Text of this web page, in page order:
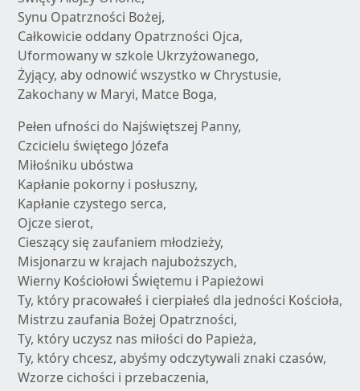
Synu Opatrzności Bożej,
Całkowicie oddany Opatrzności Ojca,
Uformowany w szkole Ukrzyżowanego,
Żyjący, aby odnowić wszystko w Chrystusie,
Zakochany w Maryi, Matce Boga,
Pełen ufności do Najświętszej Panny,
Czcicielu świętego Józefa
Miłośniku ubóstwa
Kapłanie pokorny i posłuszny,
Kapłanie czystego serca,
Ojcze sierot,
Cieszący się zaufaniem młodzieży,
Misjonarzu w krajach najuboższych,
Wierny Kościołowi Świętemu i Papieżowi
Ty, który pracowałeś i cierpiałeś dla jedności Kościoła,
Mistrzu zaufania Bożej Opatrzności,
Ty, który uczysz nas miłości do Papieża,
Ty, który chcesz, abyśmy odczytywali znaki czasów,
Wzorze cichości i przebaczenia,